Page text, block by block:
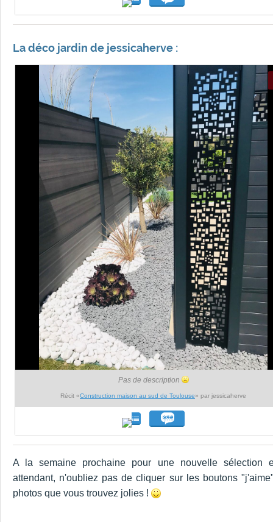
La déco jardin de jessicaherve :
Pas de description
Récit «Construction maison au sud de Toulouse» par jessicaherve
A la semaine prochaine pour une nouvelle sélection
attendant, n'oubliez pas de cliquer sur les boutons
photos que vous trouvez jolies !